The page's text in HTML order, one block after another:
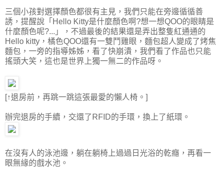
三個小孩對選擇顏色都很有主見，我們只能在旁邊循循善
誘，提醒說「Hello Kitty是什麼顏色啊?想一想QOO的眼睛是
什麼顏色呢?...」，不過最後的結果還是弄出整隻紅通通的
Hello kitty，橘色QOO還有一雙鬥雞眼，麵包超人變成了烤焦
麵包，一旁的指導姊姊，看了快崩潰，我們看了作品也只能
搖頭大笑，這也是世界上獨一無二的作品呀。
[↑退房前，再跳一跳這張最愛的懶人椅。]
辦完退房的手續，交還了RFID的手環，換上了紙環。
在沒有人的泳池邊，躺在躺椅上過過日光浴的乾癮，再看一
眼無緣的戲水池。